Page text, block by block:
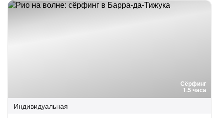
Сёрфинг
1.5 часа
Индивидуальная